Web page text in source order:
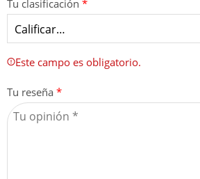
Tu clasificación *
Este campo es obligatorio.
Tu reseña *